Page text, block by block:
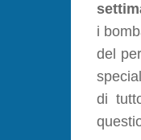
i
del
di